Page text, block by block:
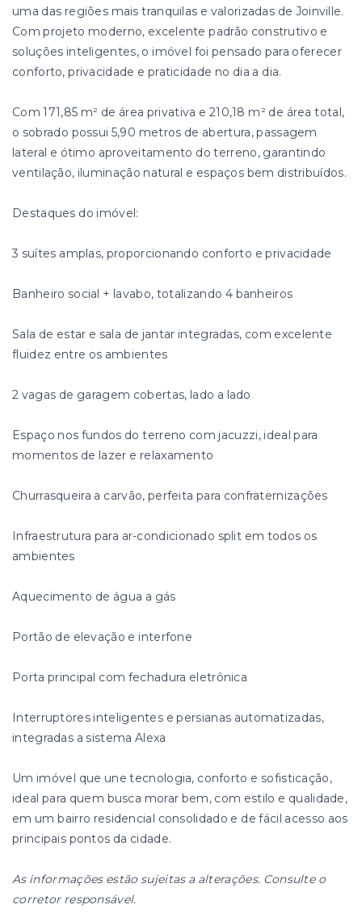
uma das regiões mais tranquilas e valorizadas de Joinville.
Com projeto moderno, excelente padrão construtivo e
soluções inteligentes, o imóvel foi pensado para oferecer
conforto, privacidade e praticidade no dia a dia.
Com 171,85 m² de área privativa e 210,18 m² de área total,
o sobrado possui 5,90 metros de abertura, passagem
lateral e ótimo aproveitamento do terreno, garantindo
ventilação, iluminação natural e espaços bem distribuídos.
Destaques do imóvel:
3 suítes amplas, proporcionando conforto e privacidade
Banheiro social + lavabo, totalizando 4 banheiros
Sala de estar e sala de jantar integradas, com excelente
fluidez entre os ambientes
2 vagas de garagem cobertas, lado a lado
Espaço nos fundos do terreno com jacuzzi, ideal para
momentos de lazer e relaxamento
Churrasqueira a carvão, perfeita para confraternizações
Infraestrutura para ar-condicionado split em todos os
ambientes
Aquecimento de água a gás
Portão de elevação e interfone
Porta principal com fechadura eletrônica
Interruptores inteligentes e persianas automatizadas,
integradas a sistema Alexa
Um imóvel que une tecnologia, conforto e sofisticação,
ideal para quem busca morar bem, com estilo e qualidade,
em um bairro residencial consolidado e de fácil acesso aos
principais pontos da cidade.
As informações estão sujeitas a alterações. Consulte o
corretor responsável.